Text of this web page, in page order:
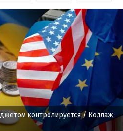
контролируется/ Коллаж